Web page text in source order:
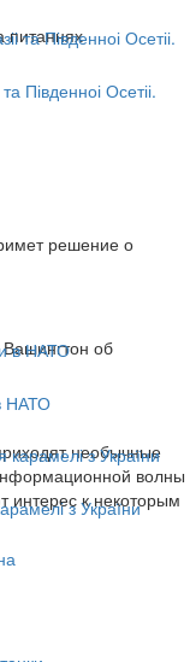
питаннях
Південноі Осетіі.
решение о
об
НАТО
необычные
волны
к некоторым
з України